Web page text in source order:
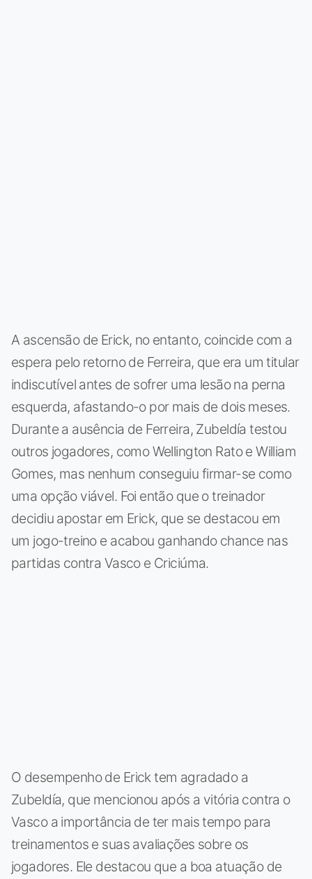
A ascensão de Erick, no entanto, coincide com a
espera pelo retorno de Ferreira, que era um titular
indiscutível antes de sofrer uma lesão na perna
esquerda, afastando-o por mais de dois meses.
Durante a ausência de Ferreira, Zubeldía testou
outros jogadores, como Wellington Rato e William
Gomes, mas nenhum conseguiu firmar-se como
uma opção viável. Foi então que o treinador
decidiu apostar em Erick, que se destacou em
um jogo-treino e acabou ganhando chance nas
partidas contra Vasco e Criciúma.
O desempenho de Erick tem agradado a
Zubeldía, que mencionou após a vitória contra o
Vasco a importância de ter mais tempo para
treinamentos e suas avaliações sobre os
jogadores. Ele destacou que a boa atuação de